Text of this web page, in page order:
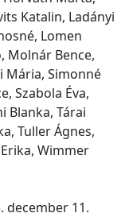
Katalin, Ladányi
Lomen
Molnár Bence,
Mária, Simonné
Szabola Éva,
Blanka, Tárai
Tuller Ágnes,
Wimmer
december 11.